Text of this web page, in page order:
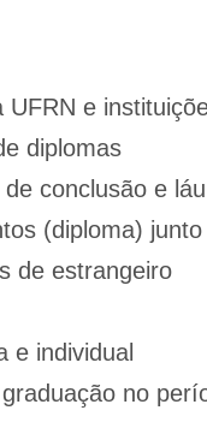
UFRN e
diplomas
conclusão e
(diploma)
de estrangeiro
e individual
no